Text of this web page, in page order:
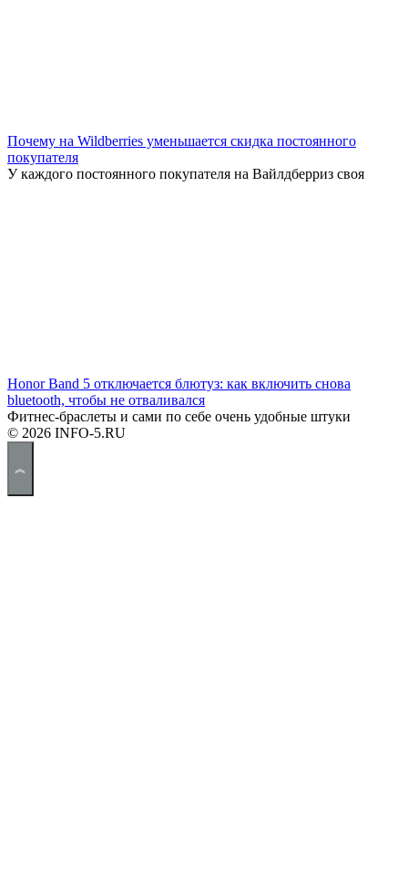
Почему на Wildberries уменьшается скидка постоянного
покупателя
У каждого постоянного покупателя на Вайлдберриз своя
Honor Band 5 отключается блютуз: как включить снова
bluetooth, чтобы не отваливался
Фитнес-браслеты и сами по себе очень удобные штуки
© 2026 INFO-5.RU